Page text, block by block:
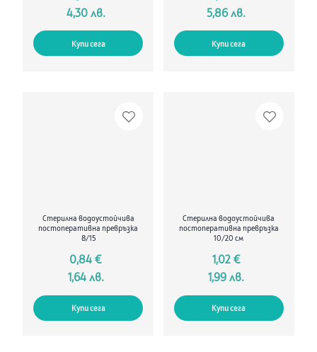
4,30 лв.
Купи сега
5,86 лв.
Купи сега
Стерилна водоустойчива
постоперативна превръзка
8/15
0,84 €
1,64 лв.
Купи сега
Стерилна водоустойчива
постоперативна превръзка
10/20 см
1,02 €
1,99 лв.
Купи сега